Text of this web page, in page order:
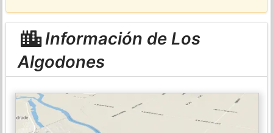
Información de Los
Algodones